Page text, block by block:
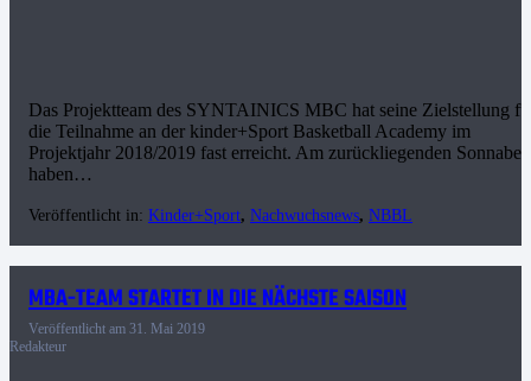
Das Projektteam des SYNTAINICS MBC hat seine Zielstellung
die Teilnahme an der kinder+Sport Basketball Academy im
Projektjahr 2018/2019 fast erreicht. Am zurückliegenden
haben…
Veröffentlicht in: Kinder+Sport, Nachwuchsnews, NBBL
MBA-TEAM STARTET IN DIE NÄCHSTE SAISON
Veröffentlicht am 31. Mai 2019
Redakteur